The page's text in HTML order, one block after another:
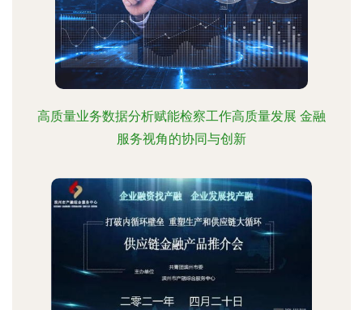
高质量业务数据分析赋能检察工作高质量发展 金融
服务视角的协同与创新